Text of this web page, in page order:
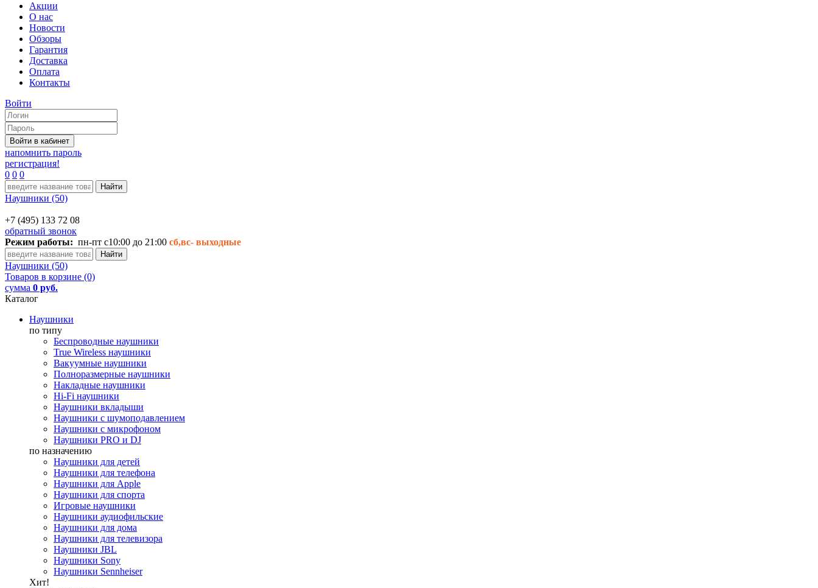
Акции
О нас
Новости
Обзоры
Гарантия
Доставка
Оплата
Контакты
Войти
напомнить пароль
регистрация!
0 0 0
Наушники (50)
+7 (495) 133 72 08
обратный звонок
Режим работы: пн-пт с10:00 до 21:00 сб,вс- выходные
Наушники (50)
Товаров в корзине (0)
сумма 0 руб.
Каталог
Наушники
по типу
Беспроводные наушники
True Wireless наушники
Вакуумные наушники
Полноразмерные наушники
Накладные наушники
Hi-Fi наушники
Наушники вкладыши
Наушники с шумоподавлением
Наушники с микрофоном
Наушники PRO и DJ
по назначению
Наушники для детей
Наушники для телефона
Наушники для Apple
Наушники для спорта
Игровые наушники
Наушники аудиофильские
Наушники для дома
Наушники для телевизора
Наушники JBL
Наушники Sony
Наушники Sennheiser
Хит!